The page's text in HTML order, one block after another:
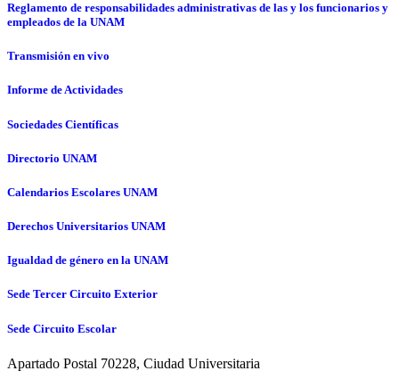
Reglamento de responsabilidades administrativas de las y los funcionarios y
empleados de la UNAM
Transmisión en vivo
Informe de Actividades
Sociedades Científicas
Directorio UNAM
Calendarios Escolares UNAM
Derechos Universitarios UNAM
Igualdad de género en la UNAM
Sede Tercer Circuito Exterior
Sede Circuito Escolar
Apartado Postal 70228, Ciudad Universitaria